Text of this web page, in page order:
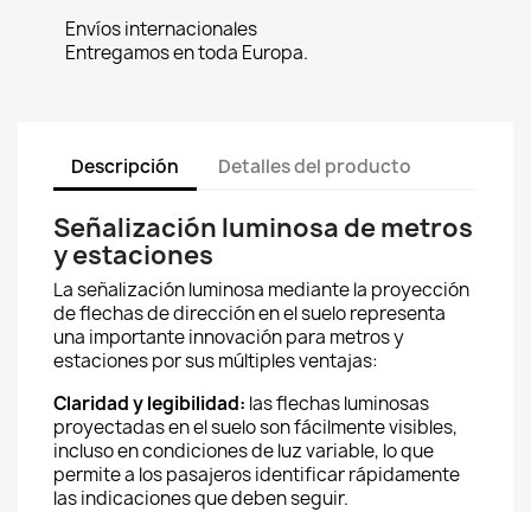
Envíos internacionales
Entregamos en toda Europa.
Descripción Detalles del producto
Señalización luminosa de metros
y estaciones
La señalización luminosa mediante la proyección
de flechas de dirección en el suelo representa
una importante innovación para metros y
estaciones por sus múltiples ventajas:
Claridad y legibilidad: las flechas luminosas
proyectadas en el suelo son fácilmente visibles,
incluso en condiciones de luz variable, lo que
permite a los pasajeros identificar rápidamente
las indicaciones que deben seguir.